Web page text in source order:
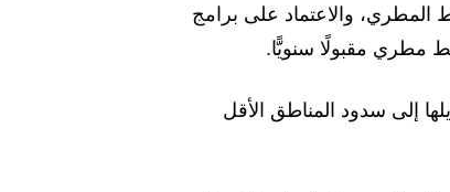
المطري، والاعتماد على برامج
مطري مقبولًا سنويًّا.
إلى سدود المناطق الأقل